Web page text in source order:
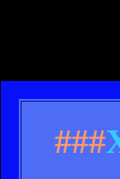
###